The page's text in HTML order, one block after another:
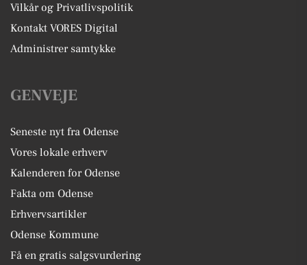
Vilkår og Privatlivspolitik
Kontakt VORES Digital
Administrer samtykke
GENVEJE
Seneste nyt fra Odense
Vores lokale erhverv
Kalenderen for Odense
Fakta om Odense
Erhvervsartikler
Odense Kommune
Få en gratis salgsvurdering